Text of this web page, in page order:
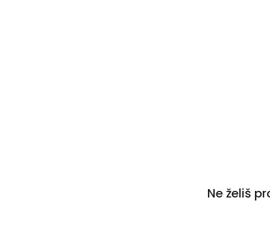
Ne želiš